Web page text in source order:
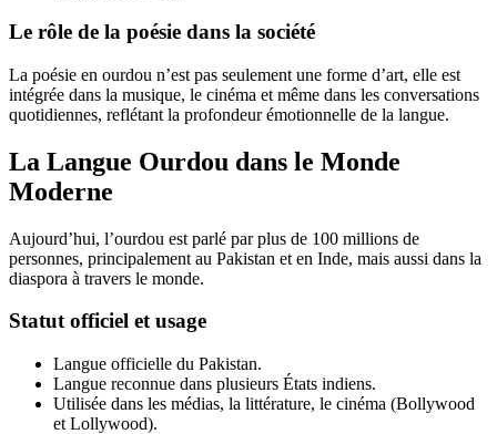
Le rôle de la poésie dans la société
La poésie en ourdou n’est pas seulement une forme d’art, elle est
intégrée dans la musique, le cinéma et même dans les conversations
quotidiennes, reflétant la profondeur émotionnelle de la langue.
La Langue Ourdou dans le Monde
Moderne
Aujourd’hui, l’ourdou est parlé par plus de 100 millions de
personnes, principalement au Pakistan et en Inde, mais aussi dans la
diaspora à travers le monde.
Statut officiel et usage
Langue officielle du Pakistan.
Langue reconnue dans plusieurs États indiens.
Utilisée dans les médias, la littérature, le cinéma (Bollywood
et Lollywood).